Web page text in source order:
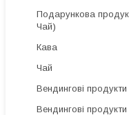
Подарункова
Чай)
Кава
Чай
Вендингові
Вендингові